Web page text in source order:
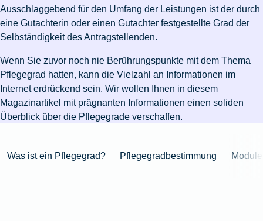
Wurzelbehandlung
Kieferorthopädie
Zur
Artikelübersicht
für's
Krankenhaus
Artikelübersicht
Gesunde
Ernährung
Workout
im
Homeoffice
Zur
Artikelübersicht
Zur
Artikelübersicht
KFZ-
im
Ausland
Artikelübersicht
bei
Katzen
beim
Fieber
beim
Hund
Pferdesprache
Insektenschutz
Unfall
mit
Gelände
Hausboot
mieten
Artikelübersicht
Versicherungen
Kinder
Artikelübersicht
Versicherungen
für
Versicherungen
Artikelübersicht
Versicherungsschutz
bei
Modernisierung
Artikelübersicht
Ausschlaggebend für den Umfang der Leistungen ist der durch
eine Gutachterin oder einen Gutachter festgestellte Grad der
Selbständigkeit des Antragstellenden.
Wenn Sie zuvor noch nie Berührungspunkte mit dem Thema
Pflegegrad hatten, kann die Vielzahl an Informationen im
Internet erdrückend sein. Wir wollen Ihnen in diesem
Magazinartikel mit prägnanten Informationen einen soliden
Überblick über die Pflegegrade verschaffen.
Was ist ein Pflegegrad? Pflegegradbestimmung